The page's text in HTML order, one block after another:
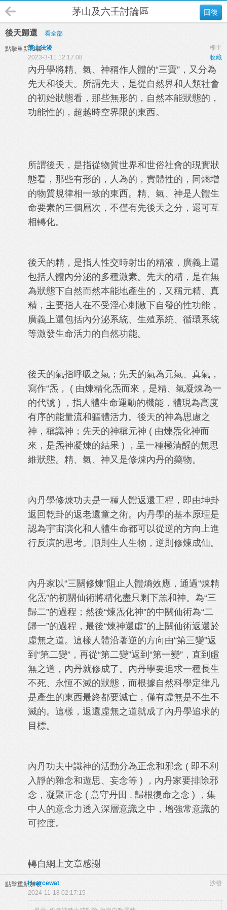
回復
茅山及六壬討論區
後天歸還 看全部
點擊重新加載 樓主
茅山法浚
收藏
2023-3-11 12:17:08
內丹學將精、氣、神稱作人體的“三寶”，又分為
先天和後天。所謂先天，是從自然界和人類社會
的初始狀態看，那些無形的，自然本能狀態的，
功能性的，超越時空界限的東西。
所謂後天，是指從物質世界和世俗社會的現實狀
態看，那些有形的，人為的，實體性的，同熵增
的物質規律相一致的東西。精、氣、神是人體生
命要素的三個層次，不僅有先後天之分，還可互
相轉化。
後天的精，是指人性交時射出的精液，廣義上還
包括人體內分泌的多種激素。先天的精，是在無
為狀態下自然而然本能地產生的，又稱元精、真
精，主要指人在不受淫心刺激下自發的性功能，
廣義上還包括內分泌系統、生殖系統、循環系統
等激發生命活力的自然功能。
後天的氣指呼吸之氣；先天的氣為元氣、真氣，
寫作“炁， ( 由煉精化炁而來，是精、氣凝煉為一
的代號 ) ，指人體生命運動的機能，體現為高度
有序的能量流和軀體活力。後天的神為思慮之
神，稱識神；先天的神稱元神 ( 由煉炁化神而
來，是炁神凝煉的結果 ) ，呈一種極清醒的無思
維狀態。精、氣、神又是修煉內丹的藥物。
內丹學修煉功夫是一種人體返還工程，即由坤卦
返回乾卦的返老還童之術。內丹學的基本原理是
認為宇宙演化和人體生命都可以從逆的方向上進
行反演的思考。順則生人生物，逆則修煉成仙。
內丹家以“三關修煉”阻止人體熵效應，通過“煉精
化炁”的初關仙術將精化盡只剩下羔和神。為“三
歸二”的過程；然後“煉炁化神”的中關仙術為“二
歸一”的過程，最後“煉神還虛”的上關仙術返還於
虛無之道。這樣人體沿著逆的方向由“第三變”返
到“第二變”，再從“第二變”返到“第一變”，直到虛
無之道，內丹就修成了。內丹學要追求一種長生
不死、永恆不滅的狀態，而根據自然科學定律凡
是產生的東西最終都要滅亡，僅有虛無是不生不
滅的。這樣，返還虛無之道就成了內丹學追求的
目標。
內丹功夫中識神的活動分為正念和邪念 ( 即不利
入靜的雜念和遊思、妄念等 ) ，內丹家要排除邪
念，凝聚正念 ( 意守丹田 . 歸根復命之念 ) ，集
中人的意念力透入深層意識之中，增強常意識的
可控度。
轉自網上文章感謝
點擊重新加載 沙發
Hearcewat
2024-11-18 02:17:15